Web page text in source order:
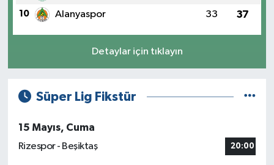
10 Alanyaspor 33 37
Detaylar için tıklayın
Süper Lig Fikstür
15 Mayıs, Cuma
Rizespor - Beşiktaş
20:00